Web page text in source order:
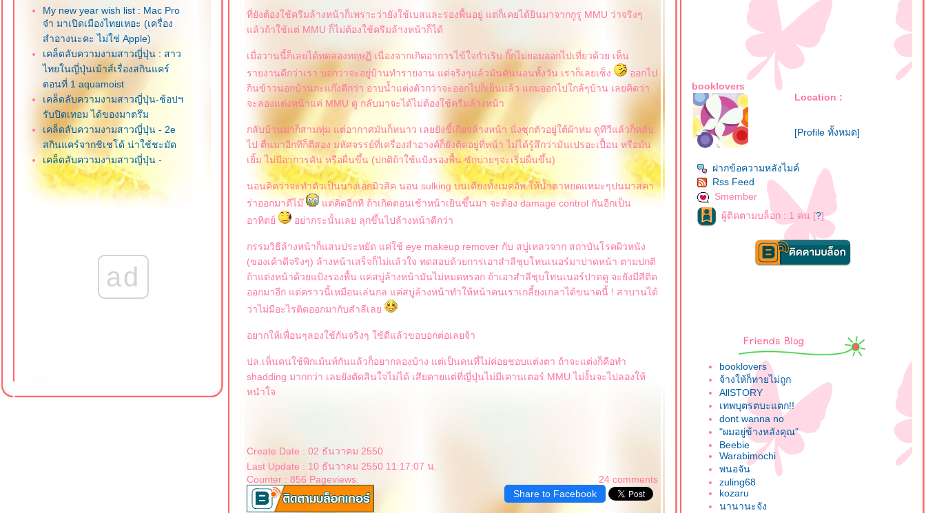
My new year wish list : Mac Pro
จ๋า มาเปิดเมืองไทยเหอะ (เครื่อง
สำอางนะคะ ไม่ใช่ Apple)
เคล็ดลับความงามสาวญี่ปุ่น : สาว
ไทยในญี่ปุ่นเม้าส์เรื่องสกินแคร์
ตอนที่ 1 aquamoist
เคล็ดลับความงามสาวญี่ปุ่น-ช้อปฯ
รับปิดเทอม ได้ของมาตรึม
เคล็ดลับความงามสาวญี่ปุ่น - 2e
สกินแคร์จากชิเชโด้ น่าใช้ชะมัด
เคล็ดลับความงามสาวญี่ปุ่น -
มหัศจรรย์ mineral makeup (ขอน
อกเรื่องอีกซักวัน)
เคล็ดลับความงามสาวญี่ปุ่น -
จิปาถะความงาม (ไปช้อปปิ้งมาจ้า)
เคล็ดลับความงามสาวญี่ปุ่น - กิน
ad
ที่ยังต้องใช้ครีมล้างหน้าก็เพราะว่ายังใช้เบสและรองพื้นอยู่ แต่ก็เคยได้ยินมาจากกูรู MMU ว่าจริงๆ
ล้วถ้าใช้แต่ MMU ก็ไม่ต้องใช้ครีมล้างหน้าก็ได้
เมื่อวานนี้ก็เลยได้ทดลองทฤษฏี เนื่องจากเกิดอาการไข้ใจกำเริบ กิ๊กไม่ยอมออกไปเที่ยวด้วย เห็น
รายงานดีกว่าเรา บอกว่าจะอยู่บ้านทำรายงาน แต่จริงๆแล้วมันดันนอนทั้งวัน เราก็เลยเซ็ง
ออกไป
กินข้าวนอกบ้านกะแก๊งดีกว่า อาบน้ำแต่งตัวกว่าจะออกไปก็เย็นแล้ว แถมออกไปใกล้ๆบ้าน เลยคิดว่า
จะลองแต่งหน้าแค่ MMU ดู กลับมาจะได้ไม่ต้องใช้ครีมล้างหน้า
กลับบ้านมาก็สามทุ่ม แต่อากาศมันก็หนาว เลยยังขี้เกียจล้างหน้า นั่งซุกตัวอยู่ใต้ผ้าห่ม ดูทีวีแล้วก็หลับ
ไป ตื่นมาอีกทีก็ตีสอง มหัศจรรย์ที่เครื่องสำอางค์ก็ยังติดอยู่ที่หน้า ไม่ได้รู้สึกว่ามันเปรอะเปื้อน หรือมัน
เยิ้ม ไม่มีอาการคัน หรือผื่นขึ้น (ปกติถ้าใช้แป้งรองพื้น ซักบ่ายๆจะเริ่มผื่นขึ้น)
นอนคิดว่าจะทำตัวเป็นนางเอกมิวสิค นอน sulking บนเตียงทั้งเมคอัพ ให้น้ำตาหยดแหมะๆปนมาสคา
ร่าออกมาดีไม๊
ต่คิดอีกที ถ้าเกิดตอนเช้าหน้าเยินขึ้นมา จะต้อง damage control กันอีกเป็น
อาทิตย์
อย่ากระนั้นเลย ลุกขึ้นไปล้างหน้าดีกว่า
กรรมวิธีล้างหน้าก็แสนประหยัด แค่ใช้ eye makeup remover กับ สบู่เหลวจาก สถาบันโรคผิวหนัง
(ของเค้าดีจริงๆ) ล้างหน้าเสร็จก็ไม่แล้วใจ ทดสอบด้วยการเอาสำลีชุบโทนเนอร์มาปาดหน้า ตามปกติ
ถ้าแต่งหน้าด้วยแป้งรองพื้น แค่สบู่ล้างหน้ามันไม่หมดหรอก ถ้าเอาสำลีชุบโทนเนอร์ปาดดู จะยังมีสีติด
ออกมาอีก แต่คราวนี้เหมือนเล่นกล แค่สบู่ล้างหน้าทำให้หน้าคนเราเกลี้ยงเกลาได้ขนาดนี้ ! สาบานได้
ว่าไม่มีอะไรติดออกมากับสำลีเล
อยากให้เพื่อนๆลองใช้กันจริงๆ ใช้ดีแล้วขอบอกต่อเลยจ้า
ปล.เห็นคนใช้พิกเม้นท์กันแล้วก็อยากลองบ้าง แต่เป็นคนที่ไม่ค่อยชอบแต่งตา ถ้าจะแต่งก็คือทำ
shadding มากกว่า เลยยังตัดสินใจไม่ได้ เสียดายแต่ที่ญี่ปุ่นไม่มีเคานเตอร์ MMU ไม่งั้นจะไปลองให้
หนำใจ
Create Date : 02 ธันวาคม 2550
Last Update : 10 ธันวาคม 2550 11:17:07 น.
24 comments
Counter : 856 Pageviews.
Share to Facebook
booklovers
Location :
[Profile ทั้งหมด]
ฝากข้อความหลังไมค์
Rss Feed
Smember
ผู้ติดตามบล็อก : 1 คน [?]
booklovers
จ้างให้ก็ทายไม่ถูก
AllSTORY
เทพบุตรตบะแตก!!
dont wanna no
"ผมอยู่ข้างหลังคุณ"
Beebie
Warabimochi
พนอจัน
zuling68
kozaru
นานานะจัง